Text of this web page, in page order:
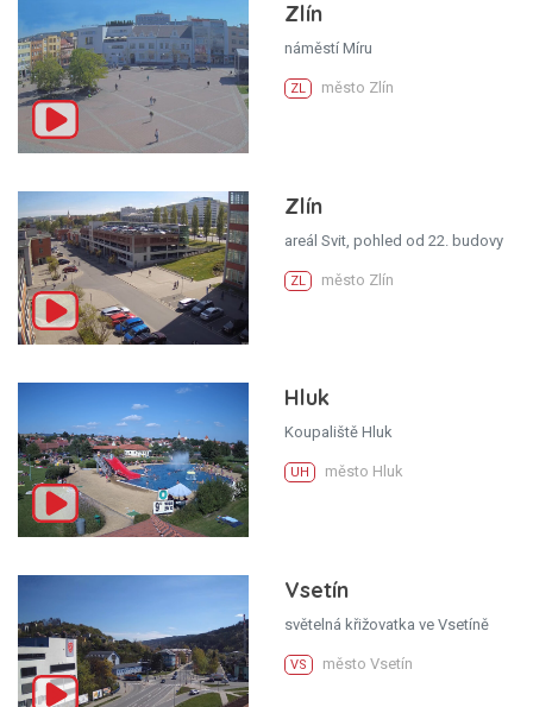
Zlín
náměstí Míru
ZL město Zlín
Zlín
areál Svit, pohled od 22. budovy
ZL město Zlín
Hluk
Koupaliště Hluk
UH město Hluk
Vsetín
světelná křižovatka ve Vsetíně
VS město Vsetín